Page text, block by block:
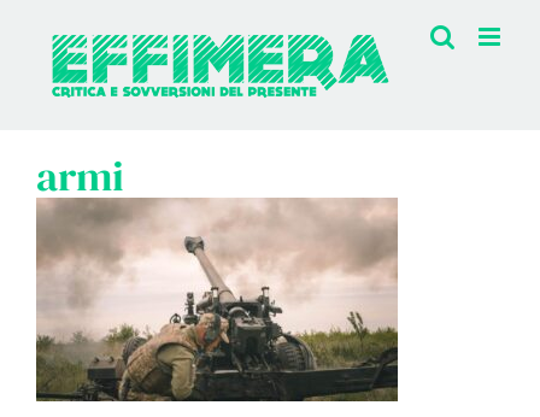
contenuto
armi